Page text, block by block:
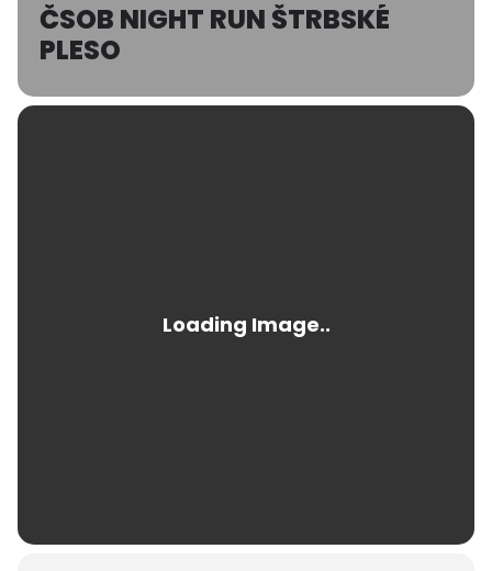
ČSOB NIGHT RUN ŠTRBSKÉ
PLESO